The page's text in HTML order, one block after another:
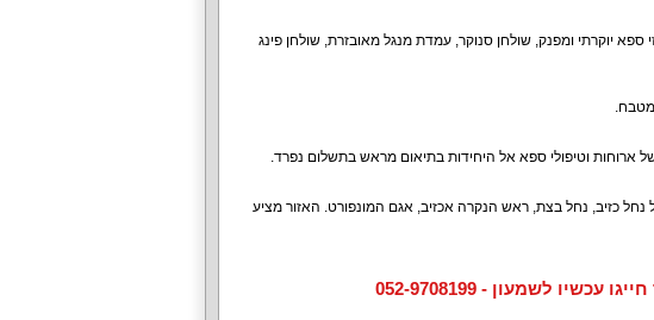
ספא יוקרתי ומפנק, שולחן סנוקר, עמדת מנגל מאובזרת, שולחן פינג
ארוחות וטיפולי ספא אל היחידות בתיאום מראש בתשלום נפרד.
נחל כזיב, נחל בצת, ראש הנקרה אכזיב, אגם המונפורט. האזור מציע
לשמעון - 052-9708199